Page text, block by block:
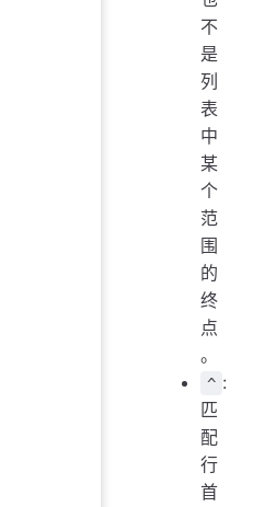
不
是
列
表
中
某
个
范
围
的
终
点
。
^ :
匹
配
行
首